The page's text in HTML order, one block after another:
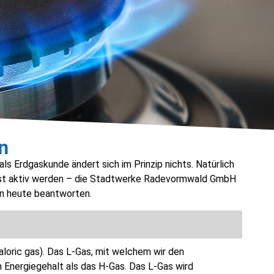
Erdgaskunde ändert sich im Prinzip nichts. Natürlich
aktiv werden – die Stadtwerke Radevormwald GmbH
heute beantworten.
gas). Das L-Gas, mit welchem wir den
als das H-Gas. Das L-Gas wird